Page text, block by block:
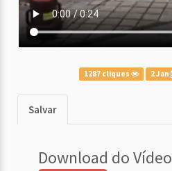
1287 cliques 2 Jan
Salvar
Download do Vídeo